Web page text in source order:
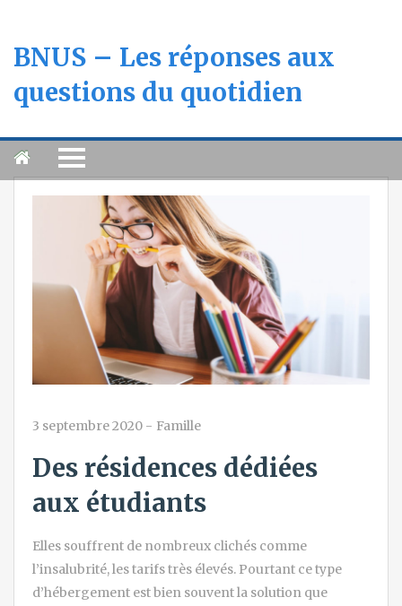
BNUS – Les réponses aux
questions du quotidien
3 septembre 2020 - Famille
Des résidences dédiées
aux étudiants
Elles souffrent de nombreux clichés comme
l’insalubrité, les tarifs très élevés. Pourtant ce type
d’hébergement est bien souvent la solution que